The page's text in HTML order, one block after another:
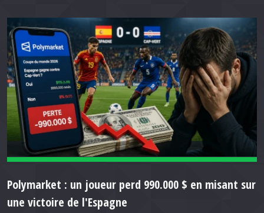
Polymarket : un joueur perd 990.000 $ en misant sur
une victoire de l'Espagne